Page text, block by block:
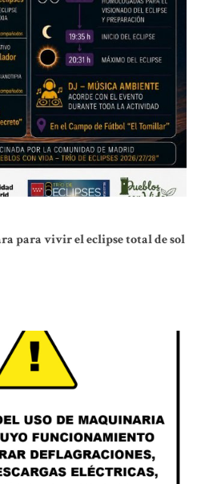
para vivir el eclipse total de sol